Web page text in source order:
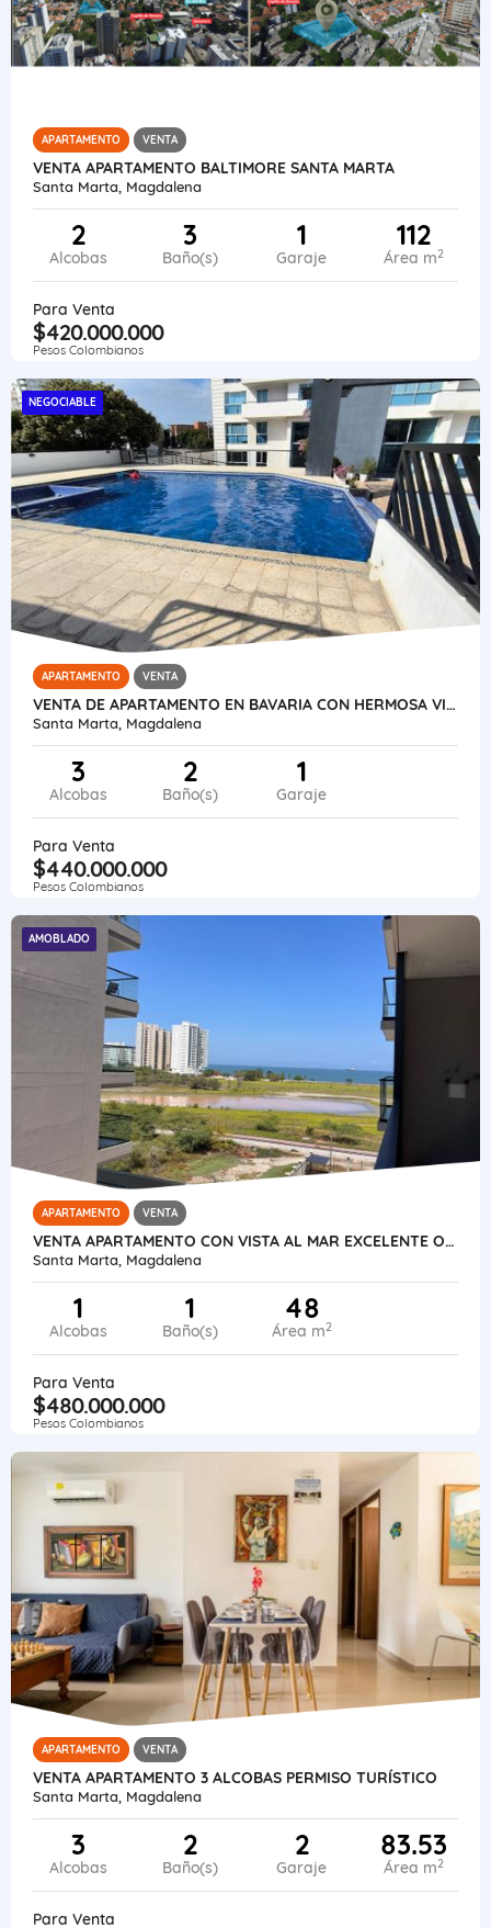
APARTAMENTO VENTA
VENTA APARTAMENTO BALTIMORE SANTA MARTA
Santa Marta, Magdalena
2
Alcobas
3
Baño(s)
1
Garaje
112
Área m2
Para Venta
$420.000.000
Pesos Colombianos
NEGOCIABLE
APARTAMENTO VENTA
VENTA DE APARTAMENTO EN BAVARIA CON HERMOSA VISTA Y REMODELADO
Santa Marta, Magdalena
3
Alcobas
2
Baño(s)
1
Garaje
Para Venta
$440.000.000
Pesos Colombianos
AMOBLADO
APARTAMENTO VENTA
VENTA APARTAMENTO CON VISTA AL MAR EXCELENTE OPORTUNIDAD DE INVERSIÓN
Santa Marta, Magdalena
1
Alcobas
1
Baño(s)
48
Área m2
Para Venta
$480.000.000
Pesos Colombianos
APARTAMENTO VENTA
VENTA APARTAMENTO 3 ALCOBAS PERMISO TURÍSTICO
Santa Marta, Magdalena
3
Alcobas
2
Baño(s)
2
Garaje
83.53
Área m2
Para Venta